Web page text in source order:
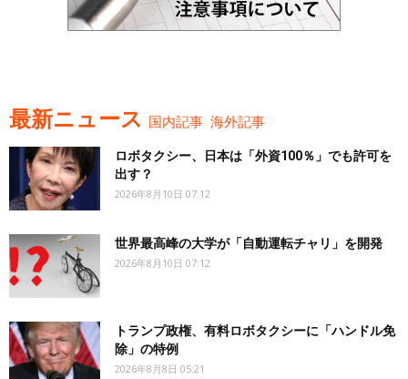
最新ニュース 国内記事 海外記事
ロボタクシー、日本は「外資100％」でも許可を
出す？
2026年8月10日 07:12
世界最高峰の大学が「自動運転チャリ」を開発
2026年8月10日 07:12
トランプ政権、有料ロボタクシーに「ハンドル免
除」の特例
2026年8月8日 05:21